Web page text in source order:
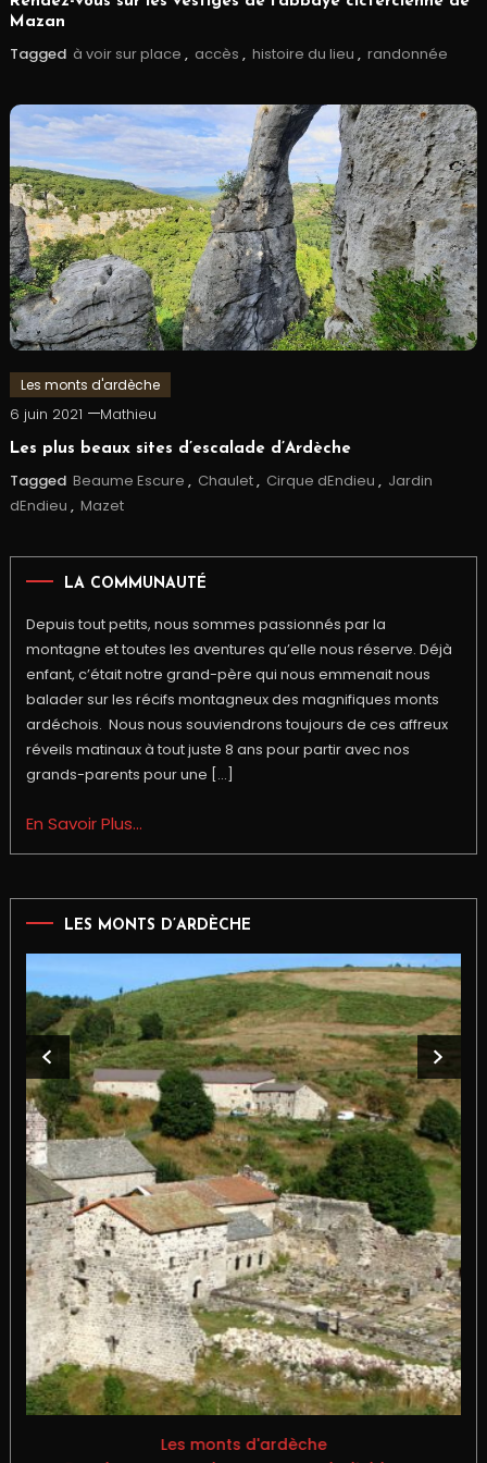
Mazan
Tagged à voir sur place , accès , histoire du lieu , randonnée
Les monts d'ardèche
6 juin 2021 Mathieu
Les plus beaux sites d’escalade d’Ardèche
Tagged Beaume Escure , Chaulet, Cirque dEndieu , Jardin
dEndieu , Mazet
LA COMMUNAUTÉ
Depuis tout petits, nous sommes passionnés par la
montagne et toutes les aventures qu’elle nous réserve. Déjà
enfant, c’était notre grand-père qui nous emmenait nous
balader sur les récifs montagneux des magnifiques monts
ardéchois. Nous nous souviendrons toujours de ces affreux
réveils matinaux à tout juste 8 ans pour partir avec nos
grands-parents pour une […]
En Savoir Plus...
LES MONTS D’ARDÈCHE
Les monts d'ardèche